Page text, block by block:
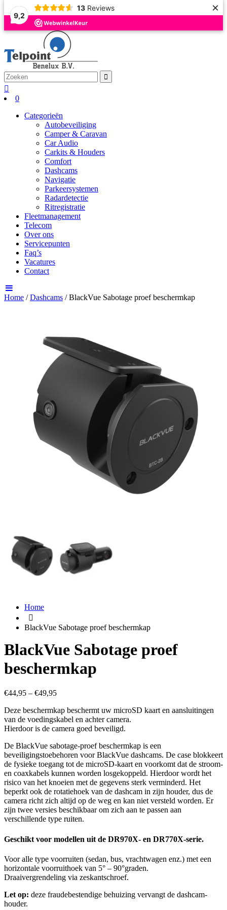
9,2
13 Reviews ×
0
Categorieën
Autobeveiliging
Camper & Caravan
Car Audio
Carkits & Houders
Comfort
Dashcams
Navigatie
Parkeersystemen
Radardetectie
Ritregistratie
Fleetmanagement
Telecom
Over ons
Servicepunten
Faq’s
Vacatures
Contact
Home /Dashcams / BlackVue Sabotage proef beschermkap
Home
BlackVue Sabotage proef beschermkap
BlackVue Sabotage proef
beschermkap
€44,95 – €49,95
Deze beschermkap beschermt uw microSD kaart en aansluitingen
van de voedingskabel en achter camera.
Hierdoor is de camera goed beveiligd.
De BlackVue sabotage-proef beschermkap is een
beveiligingstoebehoren voor BlackVue dashcams. De case blokkeert
de fysieke toegang tot de microSD-kaart en voorkomt dat de stroom-
en coaxkabels kunnen worden losgekoppeld. Hierdoor wordt het
risico van het knoeien met de gegevens sterk verminderd. Het
beperkt ook de rotatiehoek van de dashcam in zijn houder, dus de
camera richt zich altijd op de weg en kan niet versteld worden. Er
zijn twee versies beschikbaar om zich aan te passen aan
verschillende type ruiten.
Geschikt voor modellen uit de DR970X- en DR770X-serie.
Voor alle type voorruiten (sedan, bus, vrachtwagen enz.) met een
horizontale voorruithoek van 5° – 90°graden.
Draaivergrendeling via zeskantschroef.
Let op: deze fraudebestendige behuizing vervangt de dashcam-
houder.